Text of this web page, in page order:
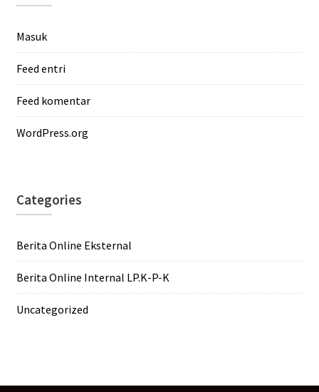
Masuk
Feed entri
Feed komentar
WordPress.org
Categories
Berita Online Eksternal
Berita Online Internal LP.K-P-K
Uncategorized